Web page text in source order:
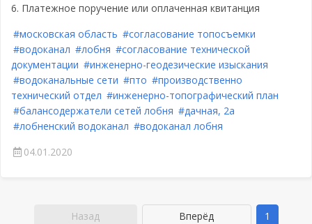
6. Платежное поручение или оплаченная квитанция
#московская область #согласование топосъемки
#водоканал #лобня #согласование технической
документации #инженерно-геодезические изыскания
#водоканальные сети #пто #производственно
технический отдел #инженерно-топографический план
#балансодержатели сетей лобня #дачная, 2а
#лобненский водоканал #водоканал лобня
04.01.2020
Назад Вперёд 1